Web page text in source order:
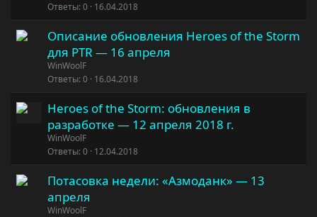
Ответы 0 16.04.2018
Описание обновления Heroes of the Storm
для PTR — 16 апреля
WinWoolF
Ответы 0 16.04.2018
Heroes of the Storm: обновления в
разработке — 12 апреля 2018 г.
WinWoolF
Ответы 0 12.04.2018
Потасовка недели: «Азмоданк» — 13
апреля
WinWoolF